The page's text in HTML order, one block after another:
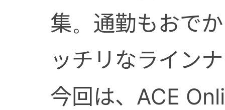
集。通勤もおで
ッチリなライン
今回は、ACE